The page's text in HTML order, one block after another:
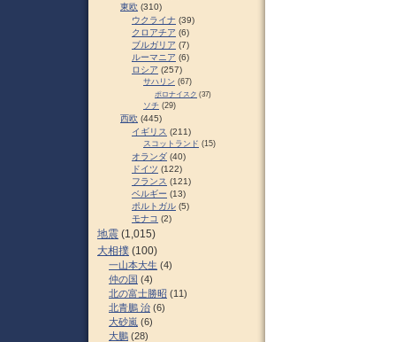
東欧 (310)
ウクライナ (39)
クロアチア (6)
ブルガリア (7)
ルーマニア (6)
ロシア (257)
サハリン (67)
ポロナイスク (37)
ソチ (29)
西欧 (445)
イギリス (211)
スコットランド (15)
オランダ (40)
ドイツ (122)
フランス (121)
ベルギー (13)
ポルトガル (5)
モナコ (2)
地震 (1,015)
大相撲 (100)
一山本大生 (4)
仲の国 (4)
北の富士勝昭 (11)
北青鵬 治 (6)
大砂嵐 (6)
大鵬 (28)